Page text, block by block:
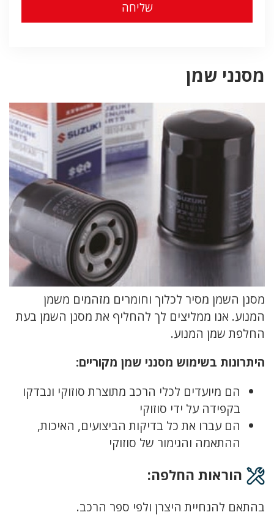
מסנני שמן
מסנן השמן מסיר לכלוך וחומרים מזהמים משמן
המנוע. אנו ממליצים לך להחליף את מסנן השמן בעת
החלפת שמן המנוע.
היתרונות בשימוש מסנני שמן מקוריים:
הם מיועדים לכלי הרכב מתוצרת סוזוקי ונבדקו
בקפידה על ידי סוזוקי
הם עברו את כל בדיקות הביצועים, האיכות,
ההתאמה והגימור של סוזוקי
הוראות החלפה:
בהתאם להנחיית היצרן ולפי ספר הרכב.